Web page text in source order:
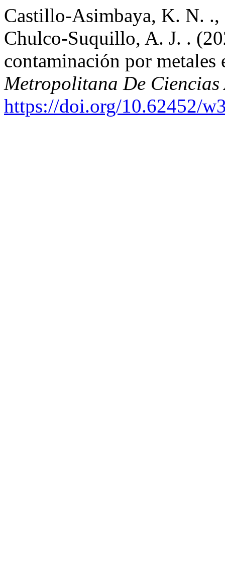
Castillo-Asimbaya, K. N.
Chulco-Suquillo, A. J. .
contaminación por
Metropolitana De Ciencias
https://doi.org/10.62452/